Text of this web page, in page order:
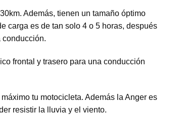
Además, tienen un tamaño óptimo
carga es de tan solo 4 o 5 horas, después
conducción.
frontal y trasero para una conducción
tu motocicleta. Además la Anger es
resistir la lluvia y el viento.